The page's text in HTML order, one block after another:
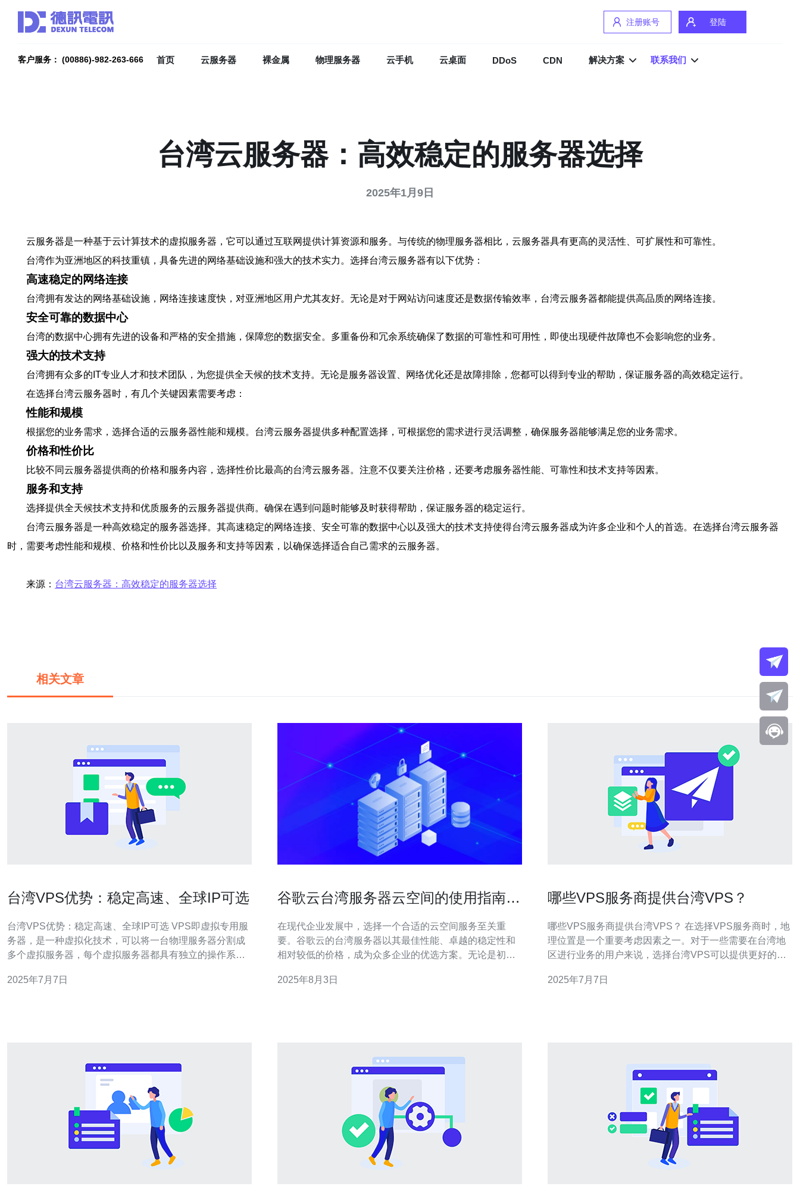
注册账号 登陆
客户服务： (00886)-982-263-666 首页 云服务器 裸金属 物理服务器 云手机 云桌面 DDoS CDN 解决方案 联系我们
台湾云服务器：高效稳定的服务器选择
2025年1月9日
云服务器是一种基于云计算技术的虚拟服务器，它可以通过互联网提供计算资源和服务。与传统的物理服务器相比，云服务器具有更高的灵活性、可扩展性和可靠性。
台湾作为亚洲地区的科技重镇，具备先进的网络基础设施和强大的技术实力。选择台湾云服务器有以下优势：
高速稳定的网络连接
台湾拥有发达的网络基础设施，网络连接速度快，对亚洲地区用户尤其友好。无论是对于网站访问速度还是数据传输效率，台湾云服务器都能提供高品质的网络连接。
安全可靠的数据中心
台湾的数据中心拥有先进的设备和严格的安全措施，保障您的数据安全。多重备份和冗余系统确保了数据的可靠性和可用性，即使出现硬件故障也不会影响您的业务。
强大的技术支持
台湾拥有众多的IT专业人才和技术团队，为您提供全天候的技术支持。无论是服务器设置、网络优化还是故障排除，您都可以得到专业的帮助，保证服务器的高效稳定运行。
在选择台湾云服务器时，有几个关键因素需要考虑：
性能和规模
根据您的业务需求，选择合适的云服务器性能和规模。台湾云服务器提供多种配置选择，可根据您的需求进行灵活调整，确保服务器能够满足您的业务需求。
价格和性价比
比较不同云服务器提供商的价格和服务内容，选择性价比最高的台湾云服务器。注意不仅要关注价格，还要考虑服务器性能、可靠性和技术支持等因素。
服务和支持
选择提供全天候技术支持和优质服务的云服务器提供商。确保在遇到问题时能够及时获得帮助，保证服务器的稳定运行。
台湾云服务器是一种高效稳定的服务器选择。其高速稳定的网络连接、安全可靠的数据中心以及强大的技术支持使得台湾云服务器成为许多企业和个人的首选。在选择台湾云服务器
时，需要考虑性能和规模、价格和性价比以及服务和支持等因素，以确保选择适合自己需求的云服务器。
来源： 台湾云服务器：高效稳定的服务器选择
相关文章
台湾VPS优势：稳定高速、全球IP可选
台湾VPS优势：稳定高速、全球IP可选 VPS即虚拟专用服
务器，是一种虚拟化技术，可以将一台物理服务器分割成
多个虚拟服务器，每个虚拟服务器都具有独立的操作系统
主要表现在以下几个方面： 稳定高速 台湾VPS提供商通常
2025年7月7日
谷歌云台湾服务器云空间的使用指南与
在现代企业发展中，选择一个合适的云空间服务至关重
要。谷歌云的台湾服务器以其最佳性能、卓越的稳定性和
相对较低的价格，成为众多企业的优选方案。无论是初创
求，为用户提供最佳的云服务体验。 什么是谷歌云台湾服
2025年8月3日
哪些VPS服务商提供台湾VPS？
哪些VPS服务商提供台湾VPS？ 在选择VPS服务商时，地
理位置是一个重要考虑因素之一。对于一些需要在台湾地
区进行业务的用户来说，选择台湾VPS可以提供更好的网
VPS呢？本文将为您介绍几家知名的提供台湾VPS的服务
2025年7月7日